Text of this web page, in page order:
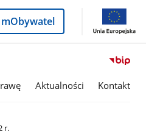
Logowanie
do
mObywatel
Aktualności Kontakt
r.